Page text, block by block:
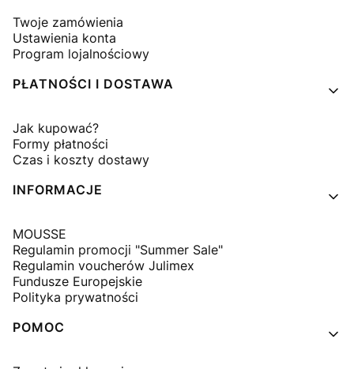
Twoje zamówienia
Ustawienia konta
Program lojalnościowy
PŁATNOŚCI I DOSTAWA
Jak kupować?
Formy płatności
Czas i koszty dostawy
INFORMACJE
MOUSSE
Regulamin promocji "Summer Sale"
Regulamin voucherów Julimex
Fundusze Europejskie
Polityka prywatności
POMOC